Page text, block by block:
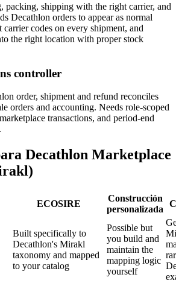
packing, shipping with the right carrier, and
Decathlon orders to appear as normal
codes on every shipment, and
the right location with proper stock
controller
order, shipment and refund reconciles
orders and accounting. Needs role-scoped
transactions, and period-end
Decathlon Marketplace
ECOSIRE
Construcción
personalizada
Built specifically to
Decathlon's Mirakl
taxonomy and mapped
to your catalog
Possible but
you build and
maintain the
mapping logic
yourself